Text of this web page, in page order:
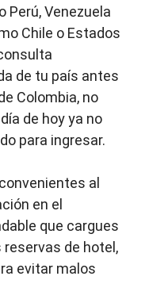
Perú, Venezuela
Chile o Estados
de tu país antes
Colombia, no
de hoy ya no
para ingresar.
al
en el
que cargues
de hotel,
evitar malos